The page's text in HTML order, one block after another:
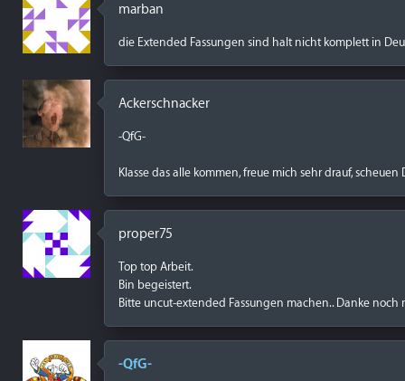
marban
die Extended Fassungen sind halt nicht komplett in
Ackerschnacker
-QfG-
Klasse das alle kommen, freue mich sehr drauf, scheuen
proper75
Top top Arbeit.
Bin begeistert.
Bitte uncut-extended Fassungen machen.. Danke noch
-QfG-